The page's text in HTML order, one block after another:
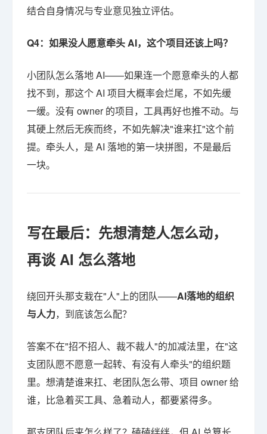
结合自身情况与专业意见独立评估。
Q4：如果没人愿意牵头 AI，这个项目还该上吗？
小团队怎么落地 AI——如果连一个愿意牵头的人都
找不到，那这个 AI 项目大概率会烂尾，不如先缓
一缓。没有 owner 的项目，工具再好也推不动。与
其硬上然后无疾而终，不如先解决"谁来扛"这个前
提。牵头人，是 AI 落地的第一块拼图，不是最后
一块。
写在最后：先想清楚人怎么动，
再谈 AI 怎么落地
绕回开头那支栽在"人"上的团队——AI落地的组织
与人力，到底该怎么配？
答案不在"招不招人、裁不裁人"的加减法里，在"这
支团队愿不愿意一起转、有没有人牵头"的组织题
里。想清楚谁来扛、老团队怎么带、项目 owner 给
谁，比急着买工具、急着动人，都要紧得多。